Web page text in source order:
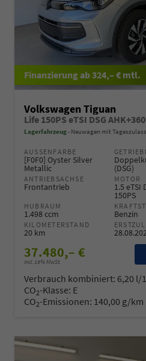
ab 324,– € mtl.
Volkswagen Tiguan
Lagerfahrzeug Neuwagen mit
AUSSENFARBE
[F0F0] Oyster Silver
Metallic (DSG)
ANTRIEBSACHSE
Frontantrieb
MOTOR
1.5 eTSI
150PS
HUBRAUM
1.498 ccm Benzin
KILOMETERSTAND
20 km
37.480,– €
incl. 19% MwSt.
Verbrauch kombiniert: 6,20 l/
CO2-Klasse: E
CO2-Emissionen: 140,00 g/km